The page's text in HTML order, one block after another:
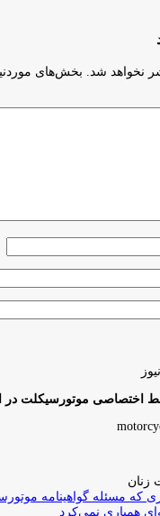
نخواهد شد.
بخش‌های
اختصاصی موتورسیکلت در
زنان
که مسئله گواهینامه
همیاری نمی‌کرد